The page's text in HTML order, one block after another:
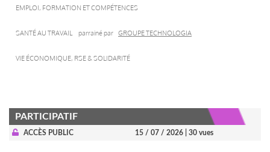
EMPLOI, FORMATION ET COMPÉTENCES
SANTÉ AU TRAVAIL parrainé par GROUPE TECHNOLOGIA
VIE ÉCONOMIQUE, RSE & SOLIDARITÉ
PARTICIPATIF
ACCÈS PUBLIC 15 / 07 / 2026 | 30 vues